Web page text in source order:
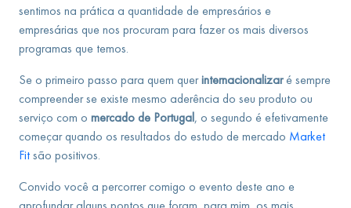
sentimos na prática a quantidade de empresários e
empresárias que nos procuram para fazer os mais diversos
programas que temos.
Se o primeiro passo para quem querinternacionalizaré sempre
compreender se existe mesmo aderência do seu produto ou
serviço com o mercado de Portugal, o segundo é efetivamente
começar quando os resultados do estudo de mercado Market
Fit são positivos.
Convido você a percorrer comigo o evento deste ano e